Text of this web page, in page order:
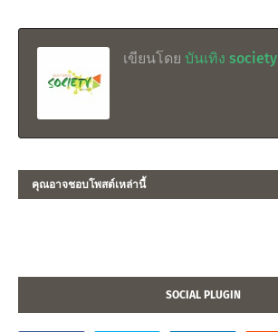
เขียนโดย บันเทิง society
คุณอาจชอบโพสต์เหล่านี้
SOCIAL PLUGIN